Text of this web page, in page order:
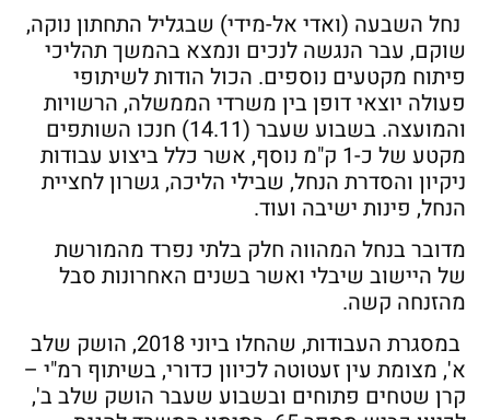
נחל השבעה (ואדי אל-מידי) שבגליל התחתון נוקה,
שוקם, עבר הנגשה לנכים ונמצא בהמשך תהליכי
פיתוח מקטעים נוספים. הכול הודות לשיתופי
פעולה יוצאי דופן בין משרדי הממשלה, הרשויות
והמועצה. בשבוע שעבר (14.11) חנכו השותפים
מקטע של כ-1 ק"מ נוסף, אשר כלל ביצוע עבודות
ניקיון והסדרת הנחל, שבילי הליכה, גשרון לחציית
הנחל, פינות ישיבה ועוד.
מדובר בנחל המהווה חלק בלתי נפרד מהמורשת
של היישוב שיבלי ואשר בשנים האחרונות סבל
מהזנחה קשה.
במסגרת העבודות, שהחלו ביוני 2018, הושק שלב
א', מצומת עין זעטוטה לכיוון כדורי, בשיתוף רמ"י –
קרן שטחים פתוחים ובשבוע שעבר הושק שלב ב',